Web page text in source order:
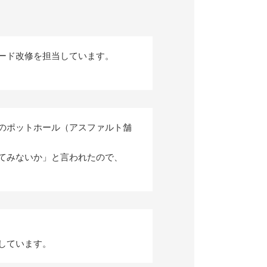
改修を担当しています。
ポットホール（アスファルト舗
ないか」と言われたので、
います。